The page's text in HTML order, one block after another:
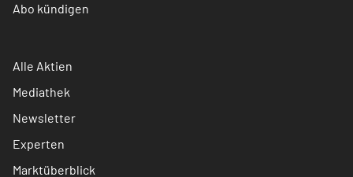
Abo kündigen
Alle Aktien
Mediathek
Newsletter
Experten
Marktüberblick